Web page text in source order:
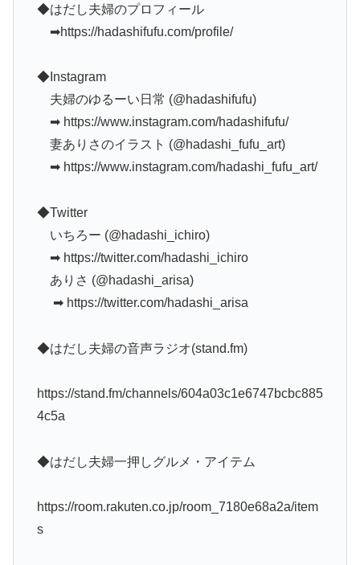
◆はだし夫婦のプロフィール
➡︎https://hadashifufu.com/profile/
◆Instagram
夫婦のゆるーい日常 (@hadashifufu)
➡︎ https://www.instagram.com/hadashifufu/
妻ありさのイラスト (@hadashi_fufu_art)
➡︎ https://www.instagram.com/hadashi_fufu_art/
◆Twitter
いちろー (@hadashi_ichiro)
➡︎ https://twitter.com/hadashi_ichiro
ありさ (@hadashi_arisa)
➡︎ https://twitter.com/hadashi_arisa
◆はだし夫婦の音声ラジオ(stand.fm)
https://stand.fm/channels/604a03c1e6747bcbc885
4c5a
◆はだし夫婦一押しグルメ・アイテム
https://room.rakuten.co.jp/room_7180e68a2a/item
s